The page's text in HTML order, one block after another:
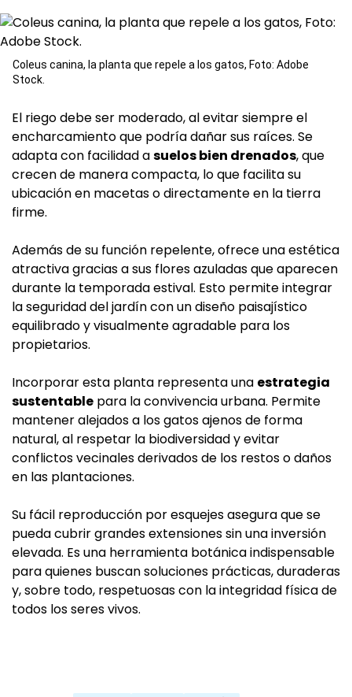
Coleus canina, la planta que repele a los gatos, Foto: Adobe
Stock.
El riego debe ser moderado, al evitar siempre el
encharcamiento que podría dañar sus raíces. Se
adapta con facilidad asuelos bien drenados, que
crecen de manera compacta, lo que facilita su
ubicación en macetas o directamente en la tierra
firme.
Además de su función repelente, ofrece una estética
atractiva gracias a sus flores azuladas que aparecen
durante la temporada estival. Esto permite integrar
la seguridad del jardín con un diseño paisajístico
equilibrado y visualmente agradable para los
propietarios.
Incorporar esta planta representa una estrategia
sustentable para la convivencia urbana. Permite
mantener alejados a los gatos ajenos de forma
natural, al respetar la biodiversidad y evitar
conflictos vecinales derivados de los restos o daños
en las plantaciones.
Su fácil reproducción por esquejes asegura que se
pueda cubrir grandes extensiones sin una inversión
elevada. Es una herramienta botánica indispensable
para quienes buscan soluciones prácticas, duraderas
y, sobre todo, respetuosas con la integridad física de
todos los seres vivos.